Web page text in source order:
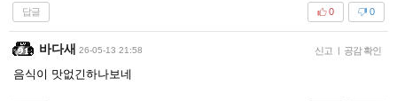
답글 0
0
바다새 26-05-13 21:58 신고 | 공감 확인
음식이 맛없긴하나보네